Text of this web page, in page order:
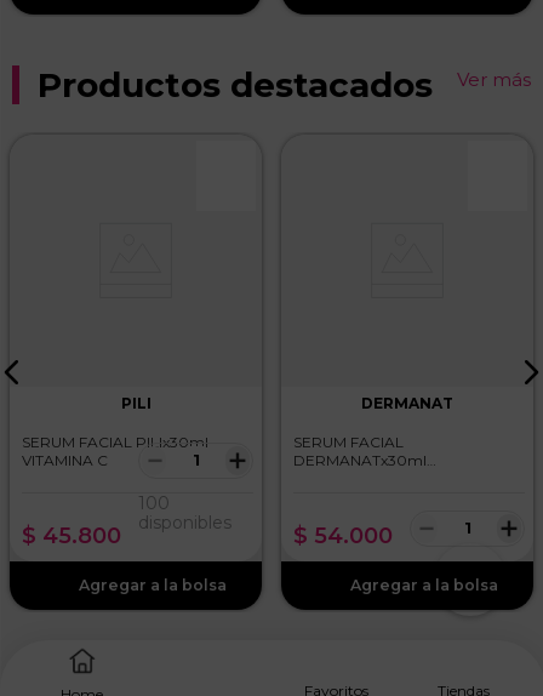
Productos destacados Ver más
PILI
SERUM FACIAL PILIx30ml
VITAMINA C
$ 45.800
＋
－
100
disponibles
DERMANAT
SERUM FACIAL
DERMANATx30ml
$ 54.000 ＋
－
Favoritos Tiendas